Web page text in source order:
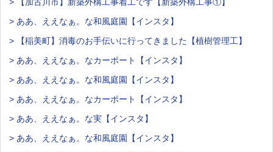
> ああ、ええなぁ。な和風庭園【インスタ】
> 【稲美町】消毒のお手伝いに行ってきました【植樹管理工】
> ああ、ええなぁ。なカーポート【インスタ】
> ああ、ええなぁ。な和風庭園【インスタ】
> ああ、ええなぁ。なカーポート【インスタ】
> ああ、ええなぁ。な実【インスタ】
> ああ、ええなぁ。な和風庭園【インスタ】